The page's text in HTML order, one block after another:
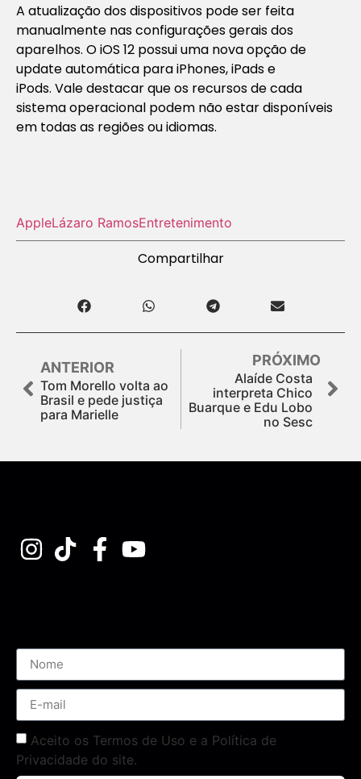
A atualização dos dispositivos pode ser feita
manualmente nas configurações gerais dos
aparelhos. O iOS 12 possui uma nova opção de
update automática para iPhones, iPads e
iPods. Vale destacar que os recursos de cada
sistema operacional podem não estar disponíveis
em todas as regiões ou idiomas.
AppleLázaro RamosEntretenimento
Compartilhar
ANTERIOR
Tom Morello volta ao
Brasil e pede justiça
para Marielle
PRÓXIMO
Alaíde Costa
interpreta Chico
Buarque e Edu Lobo
no Sesc
Aceito os Termos de Uso e a Política de
Privacidade do site.